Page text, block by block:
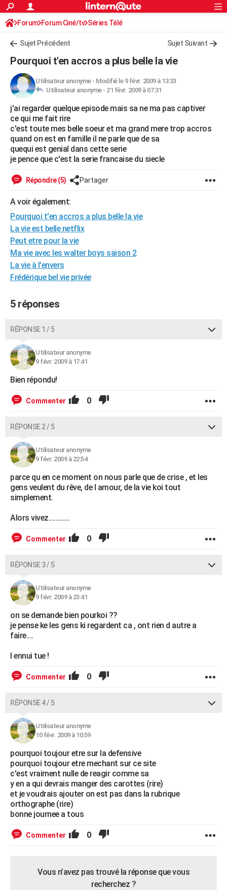
ACTUALITÉS
Politique
Société
Faits Divers
Education
Monde
Villes
+
FINANCE
Retraite
Impôts
Epargne
Immobilier
Risques naturels par ville
Banque
Assurance
Crédit
AUTO
Essais
Réserver un essai
Citadines
Berlines
SUV
Forum auto
+HIGH-TECH
Mobiles
Meilleur smartphone
Internet
Ordinateurs
Jeux vidéo
Guide high-tech
+BRICOLAGE
Forum
Aménagement intérieur
Extérieur
Cuisine
Salle de bains
Jardinage
Rangement
WEEK-END
Guides de France
Escapades
Patrimoine
Expositions
Musées
Week-end nature
LIFESTYLE
SANTE
Alimentation
Guide de la santé
Maladies
Médicaments
Sommeil
VOYAGE
Destinations
City break
Voyage nature
Voyage de noces
Forum
Climat
+PHOTO
GUIDES D'ACHAT
BONS PLANS
CARTE DE VOEUX
COPAINS D'AVANT
S'inscrire
Se connecter
Lycées
Collèges
Primaires
Universités
Entreprises
Service militaire
Avis de recherche
AVIS DE DÉCÈS
FORUM
Bricolage
Lifestyle
Culture
Sport
Auto
Television
Voyage
Cinema
S'inscrire
Connexion
Forum Forum Ciné/tv Séries Télé
Sujet Précédent Sujet Suivant
Pourquoi t'en accros a plus belle la vie
Utilisateur anonyme- Modifié le 9 févr. 2009 à 13:33
Utilisateur anonyme - 21 févr. 2009 à 07:31
j'ai regarder quelque episode mais sa ne ma pas captiver
ce qui me fait rire
c'est toute mes belle soeur et ma grand mere trop accros
quand on est en famille il ne parle que de sa
quequi est genial dans cette serie
je pence que c'est la serie francaise du siecle
Répondre (5) Partager
A voir également:
Pourquoi t'en accros a plus belle la vie
La vie est belle netflix
Peut etre pour la vie
Ma vie avec les walter boys saison 2
La vie à l'envers
Frédérique bel vie privée
5 réponses
RÉPONSE 1 / 5
Utilisateur anonyme
9 févr. 2009 à 17:41
Bien répondu!
Commenter 0
RÉPONSE 2 / 5
Utilisateur anonyme
9 févr. 2009 à 22:54
parce qu en ce moment on nous parle que de crise , et les
gens veulent du rêve, de l amour, de la vie koi tout
simplement.
Alors vivez............
Commenter 0
RÉPONSE 3 / 5
Utilisateur anonyme
9 févr. 2009 à 23:41
on se demande bien pourkoi ??
je pense ke les gens ki regardent ca , ont rien d autre a
faire....
l ennui tue !
Commenter 0
RÉPONSE 4 / 5
Utilisateur anonyme
10 févr. 2009 à 10:59
pourquoi toujour etre sur la defensive
pourquoi toujour etre mechant sur ce site
c'est vraiment nulle de reagir comme sa
y en a qui devrais manger des carottes (rire)
et je voudrais ajouter on est pas dans la rubrique
orthographe (rire)
bonne journee a tous
Commenter 0
Vous n’avez pas trouvé la réponse que vous
recherchez ?